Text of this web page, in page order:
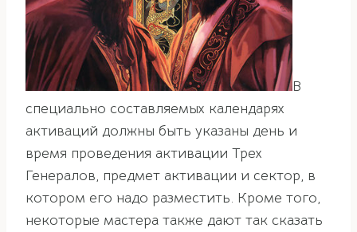
В
специально составляемых календарях
активаций должны быть указаны день и
время проведения активации Трех
Генералов, предмет активации и сектор, в
котором его надо разместить. Кроме того,
некоторые мастера также дают так сказать